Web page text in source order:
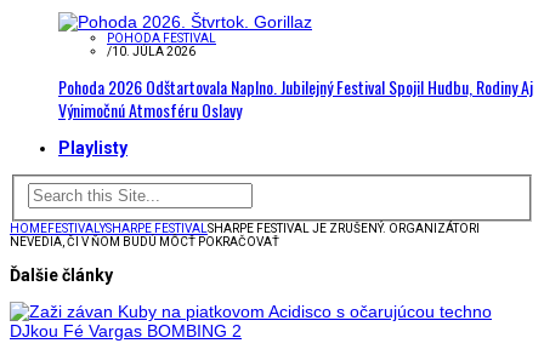
POHODA FESTIVAL
/10. JÚLA 2026
Pohoda 2026 Odštartovala Naplno. Jubilejný Festival Spojil Hudbu, Rodiny Aj
Výnimočnú Atmosféru Oslavy
Playlisty
HOMEFESTIVALYSHARPE FESTIVAL SHARPE FESTIVAL JE ZRUŠENÝ. ORGANIZÁTORI
NEVEDIA, ČI V ŇOM BUDÚ MÔCŤ POKRAČOVAŤ
Ďalšie články